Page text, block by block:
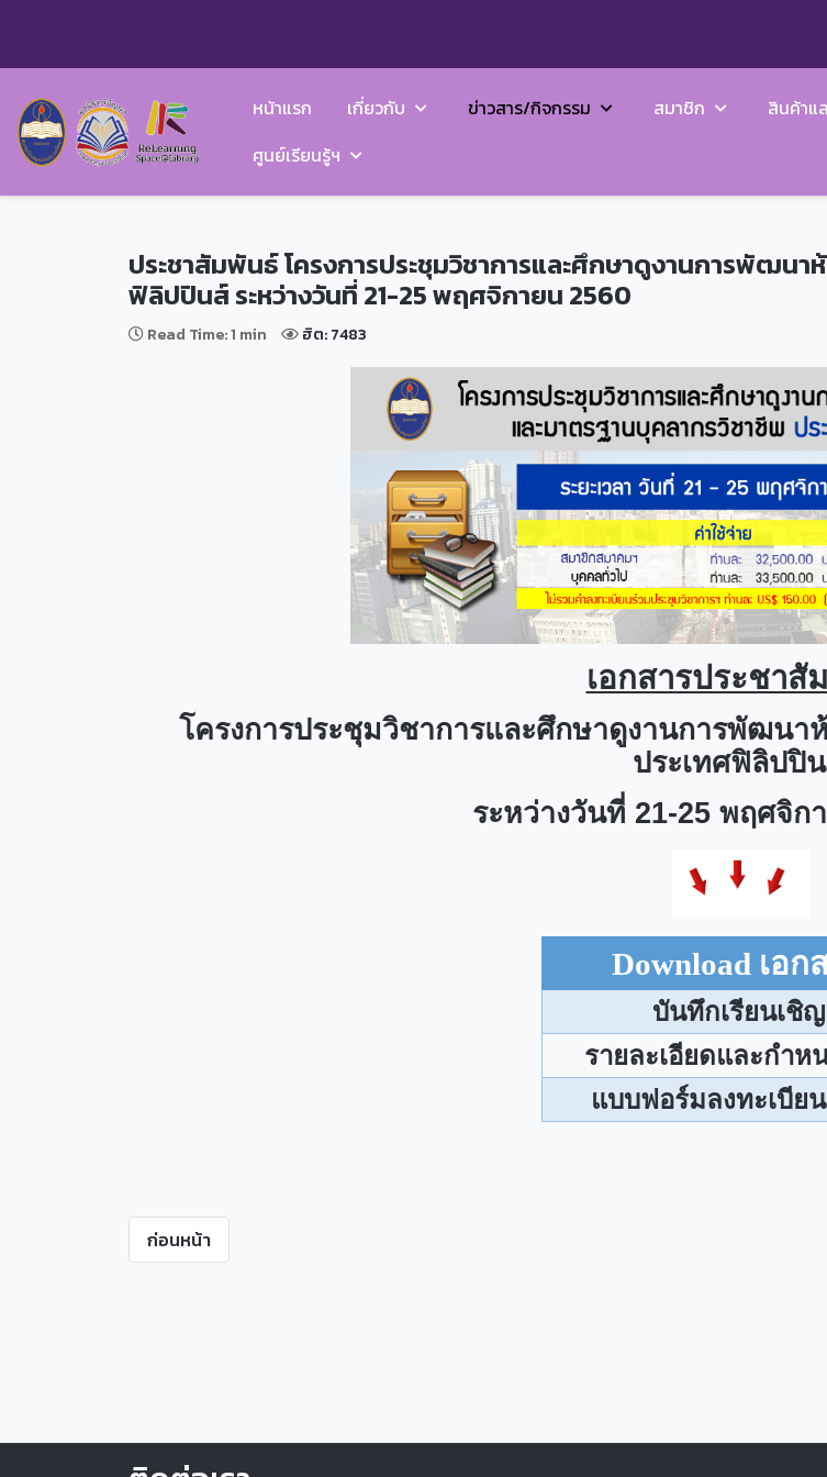
หน้าแรก เกี่ยวกับ ข่าวสาร/กิจกรรม สมาชิก สินค้าแ
ศูนย์เรียนรู้ฯ
ประชาสัมพันธ์ โครงการประชุมวิชาการและศึกษาดูงานการพัฒน
ฟิลิปปินส์ ระหว่างวันที่ 21-25 พฤศจิกายน 2560
Read Time: 1 min ฮิต: 7483
เอกสารประชาสั
โครงการประชุมวิชาการและศึกษาดูงานการพัฒน
ประเทศฟิลิปปิ
ระหว่างวันที่ 21-25 พฤศจิก
Download เอก
บันทึกเรียนเชิญ
รายละเอียดและกำห
แบบฟอร์มลงทะเบีย
ก่อนหน้า